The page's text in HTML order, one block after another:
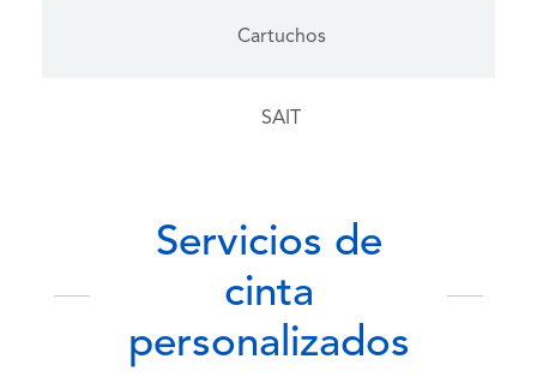
Cartuchos
SAIT
Servicios de
cinta
personalizados